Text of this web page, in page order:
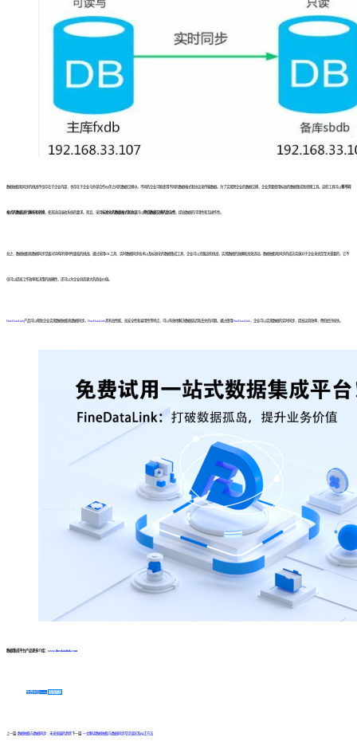
数据抽取和同步的挑战不仅存在于企业内部，也存在于企业与外部合作伙伴之间的数据交换中。不同的企业可能使用不同的数据格式和协议来传输数据。为了实现跨企业的数据交换，企业需要使用标准的数据集成和转换工具。这些工具可以将不同
格式的数据进行解析和转换，使其适应接收系统的要求。而且，采用标准化的数据格式和协议 可以 降低数据交换的复杂性 ，提高数据的可用性和互操作性。
总之，数据抽取和数据同步是面对异构环境时所面临的挑战。通过采用ETL工具、实时数据同步技术以及标准化的数据集成工具，企业可以克服这些挑战，实现数据的准确和高效流动。数据抽取和同步的成功实施对于企业来说是至关重要的，它不
仅可以提高工作效率和决策的准确性，还可以为企业创造更大的商业价值。
FineDataLink产品可以帮助企业实现数据抽取和数据同步。 FineDataLink 具有高性能、高安全性和易用性等特点，可以有效地解决数据延迟和丢失的问题。通过使用FineDataLink ，企业可以实现数据的实时同步，提高运营效率，降低经济损失。
数据集成平台产品更多介绍： www.finedatalink.com
免费体验Demo 咨询方案
上一篇: 数据抽取与数据同步：未来发展的趋势下一篇: 一文解读数据抽取与数据同步常见误区及纠正方法